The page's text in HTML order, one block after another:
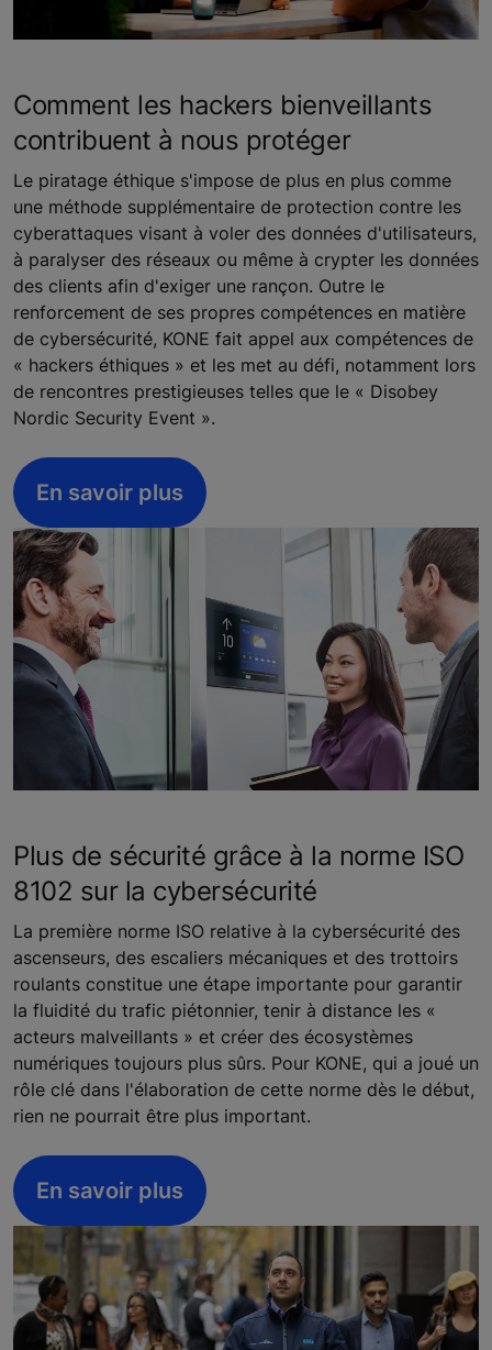
Comment les hackers bienveillants
contribuent à nous protéger
Le piratage éthique s'impose de plus en plus comme
une méthode supplémentaire de protection contre les
cyberattaques visant à voler des données d'utilisateurs,
à paralyser des réseaux ou même à crypter les données
des clients afin d'exiger une rançon. Outre le
renforcement de ses propres compétences en matière
de cybersécurité, KONE fait appel aux compétences de
« hackers éthiques » et les met au défi, notamment lors
de rencontres prestigieuses telles que le « Disobey
Nordic Security Event ».
En savoir plus
Plus de sécurité grâce à la norme ISO
8102 sur la cybersécurité
La première norme ISO relative à la cybersécurité des
ascenseurs, des escaliers mécaniques et des trottoirs
roulants constitue une étape importante pour garantir
la fluidité du trafic piétonnier, tenir à distance les «
acteurs malveillants » et créer des écosystèmes
numériques toujours plus sûrs. Pour KONE, qui a joué un
rôle clé dans l'élaboration de cette norme dès le début,
rien ne pourrait être plus important.
En savoir plus